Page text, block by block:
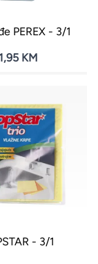
PEREX - 3/1
1,95 KM
- 3/1